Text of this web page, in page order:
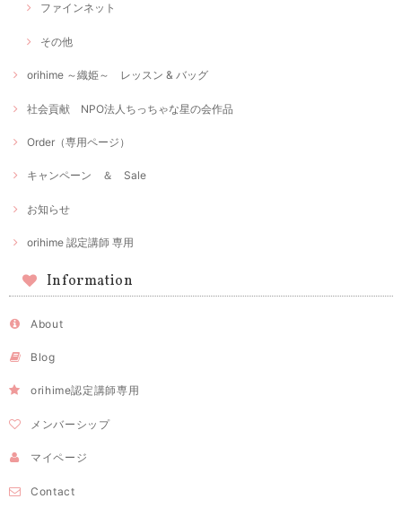
ファインネット
その他
orihime ～織姫～ レッスン & バッグ
社会貢献 NPO法人ちっちゃな星の会作品
Order（専用ページ）
キャンペーン ＆ Sale
お知らせ
orihime 認定講師 専用
Information
About
Blog
orihime認定講師専用
メンバーシップ
マイページ
Contact